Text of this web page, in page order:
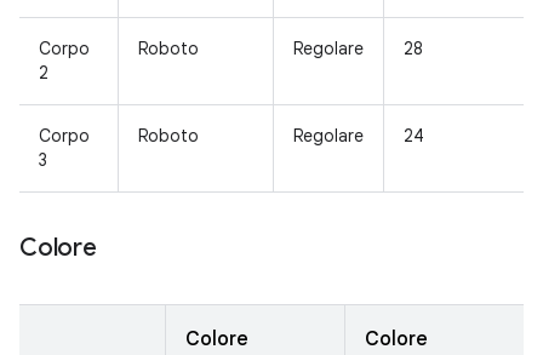
Corpo
2
Roboto Regolare 28
Corpo
3
Roboto Regolare 24
Colore
Colore
Colore